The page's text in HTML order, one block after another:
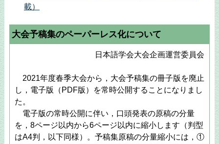
載）
大会予稿集のペーパーレス化について
日本語学会大会企画運営委員会
2021年度春季大会から，大会予稿集の冊子版を廃止
し，電子版（PDF版）を常時公開することになりまし
た。
電子版の常時公開に伴い，口頭発表の原稿の分量
を，8ページ以内から6ページ以内に縮小します（判型
はA4判，以下同様）。予稿集原稿の分量縮小には，①